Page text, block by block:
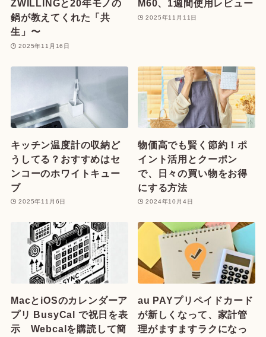
ZWILLINGと20年モノの
鍋が教えてくれた「共
生」〜
2025年11月16日
M60、1週間使用レビュー
2025年11月11日
キッチン温度計の収納ど
うしてる？おすすめはセ
ンコーのホワイトキュー
ブ
2025年11月6日
物価高でも賢く節約！ポ
イント活用とクーポン
で、日々の買い物をお得
にする方法
2024年10月4日
MacとiOSのカレンダーア
プリ BusyCal で祝日を表
示 Webcalを購読して簡
au PAYプリペイドカード
が新しくなって、家計管
理がますますラクになっ